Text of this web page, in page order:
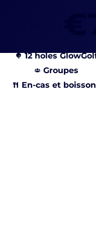
12 holes
Groupes
En-cas et